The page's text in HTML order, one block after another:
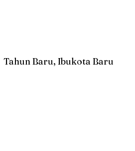
Tahun Baru, Ibukota Baru